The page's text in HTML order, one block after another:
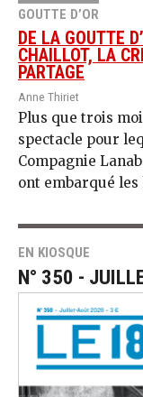
GOUTTE D’OR
DE LA GOUTTE
CHAILLOT, LA
PARTAGE
Anne Thiriet
Plus que trois
spectacle pour
Compagnie
ont embarqué
EN KIOSQUE
N° 350 -